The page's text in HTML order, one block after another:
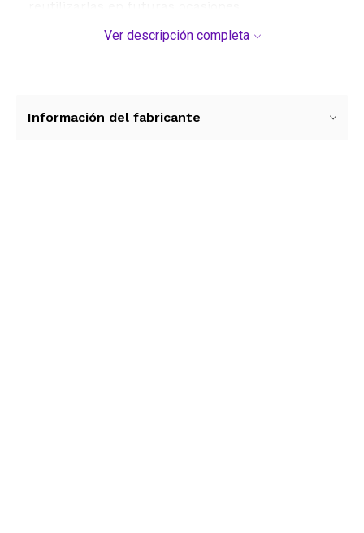
Este paquete incluye 15 unidades listas para
almacenamiento en cualquier cajón de la cocina
Ver descripción completa
Información del fabricante